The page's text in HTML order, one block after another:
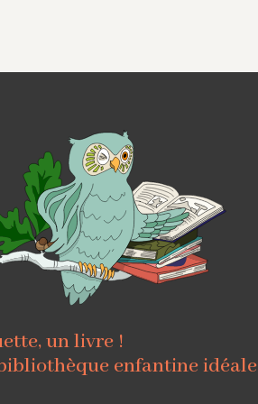
un livre !
enfantine idéale